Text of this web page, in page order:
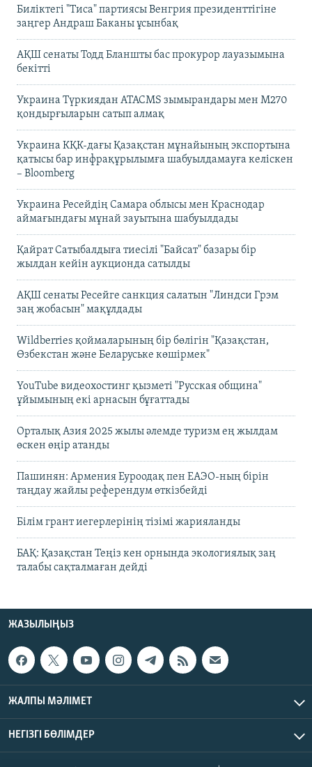
Биліктегі "Тиса" партиясы Венгрия президенттігіне
заңгер Андраш Баканы ұсынбақ
АҚШ сенаты Тодд Бланшты бас прокурор лауазымына
бекітті
Украина Түркиядан ATACMS зымырандары мен M270
қондырғыларын сатып алмақ
Украина КҚК-дағы Қазақстан мұнайының экспортына
қатысы бар инфрақұрылымға шабуылдамауға келіскен
– Bloomberg
Украина Ресейдің Самара облысы мен Краснодар
аймағындағы мұнай зауытына шабуылдады
Қайрат Сатыбалдыға тиесілі "Байсат" базары бір
жылдан кейін аукционда сатылды
АҚШ сенаты Ресейге санкция салатын "Линдси Грэм
заң жобасын" мақұлдады
Wildberries қоймаларының бір бөлігін "Қазақстан,
Өзбекстан және Беларуське көшірмек"
YouTube видеохостинг қызметі "Русская община"
ұйымының екі арнасын бұғаттады
Орталық Азия 2025 жылы әлемде туризм ең жылдам
өскен өңір атанды
Пашинян: Армения Еуроодақ пен ЕАЭО-ның бірін
таңдау жайлы референдум өткізбейді
Білім грант иегерлерінің тізімі жарияланды
БАҚ: Қазақстан Теңіз кен орнында экологиялық заң
талабы сақталмаған дейді
ЖАЗЫЛЫҢЫЗ
ЖАЛПЫ МӘЛІМЕТ
НЕГІЗГІ БӨЛІМДЕР